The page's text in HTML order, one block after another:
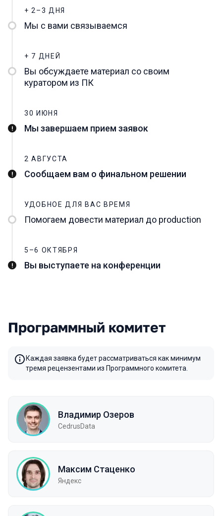
+ 2–3 ДНЯ
Мы с вами связываемся
+ 7 ДНЕЙ
Вы обсуждаете материал со своим
куратором из ПК
30 ИЮНЯ
Мы завершаем прием заявок
2 АВГУСТА
Сообщаем вам о финальном решении
УДОБНОЕ ДЛЯ ВАС ВРЕМЯ
Помогаем довести материал до production
5–6 ОКТЯБРЯ
Вы выступаете на конференции
Программный комитет
Каждая заявка будет рассматриваться как минимум
тремя рецензентами из Программного комитета.
Владимир Озеров
CedrusData
Максим Стаценко
Яндекс